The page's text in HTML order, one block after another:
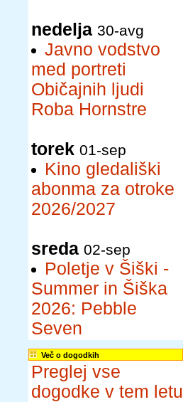
nedelja 30-avg
Javno vodstvo
med portreti
Običajnih ljudi
Roba Hornstre
torek 01-sep
Kino gledališki
abonma za otroke
2026/2027
sreda 02-sep
Poletje v Šiški -
Summer in Šiška
2026: Pebble
Seven
Več o dogodkih
Preglej vse
dogodke v tem letu